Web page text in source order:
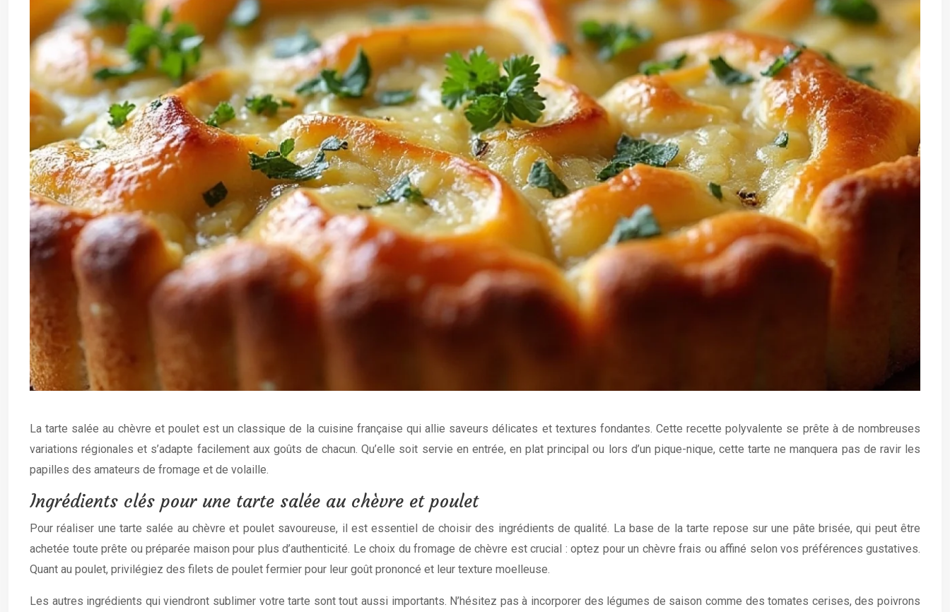
La tarte salée au chèvre et poulet est un classique de la cuisine française qui allie saveurs délicates et textures fondantes. Cette recette polyvalente se prête à de nombreuses
variations régionales et s’adapte facilement aux goûts de chacun. Qu’elle soit servie en entrée, en plat principal ou lors d’un pique-nique, cette tarte ne manquera pas de ravir les
papilles des amateurs de fromage et de volaille.
Ingrédients clés pour une tarte salée au chèvre et poulet
Pour réaliser une tarte salée au chèvre et poulet savoureuse, il est essentiel de choisir des ingrédients de qualité. La base de la tarte repose sur une pâte brisée, qui peut être
achetée toute prête ou préparée maison pour plus d’authenticité. Le choix du fromage de chèvre est crucial : optez pour un chèvre frais ou affiné selon vos préférences gustatives.
Quant au poulet, privilégiez des filets de poulet fermier pour leur goût prononcé et leur texture moelleuse.
Les autres ingrédients qui viendront sublimer votre tarte sont tout aussi importants. N’hésitez pas à incorporer des légumes de saison comme des tomates cerises, des poivrons